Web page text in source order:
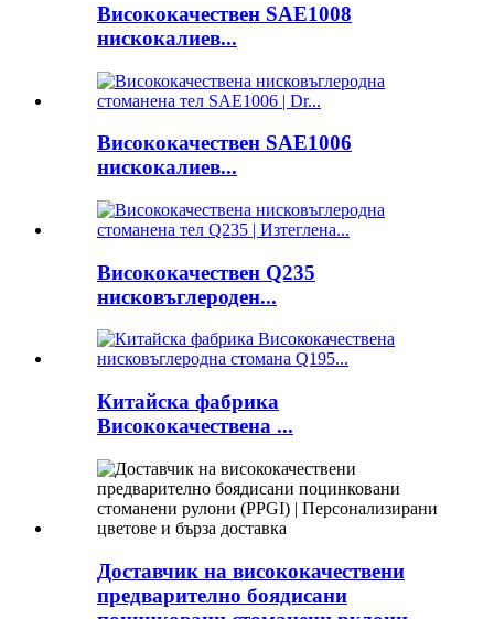
Висококачествен SAE1008
нискокалиев...
Висококачествен SAE1006
нискокалиев...
Висококачествен Q235
нисковъглероден...
Китайска фабрика
Висококачествена ...
Доставчик на висококачествени
предварително боядисани